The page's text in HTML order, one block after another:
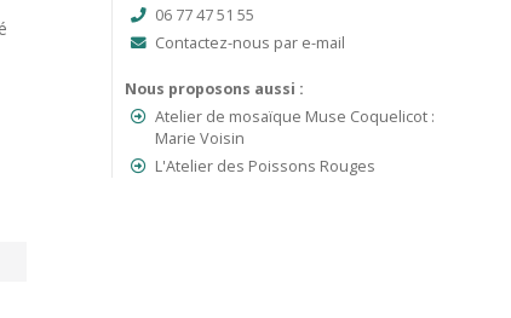
06 77 47 51 55
Contactez-nous par e-mail
Nous proposons aussi :
Atelier de mosaïque Muse Coquelicot :
Marie Voisin
L'Atelier des Poissons Rouges